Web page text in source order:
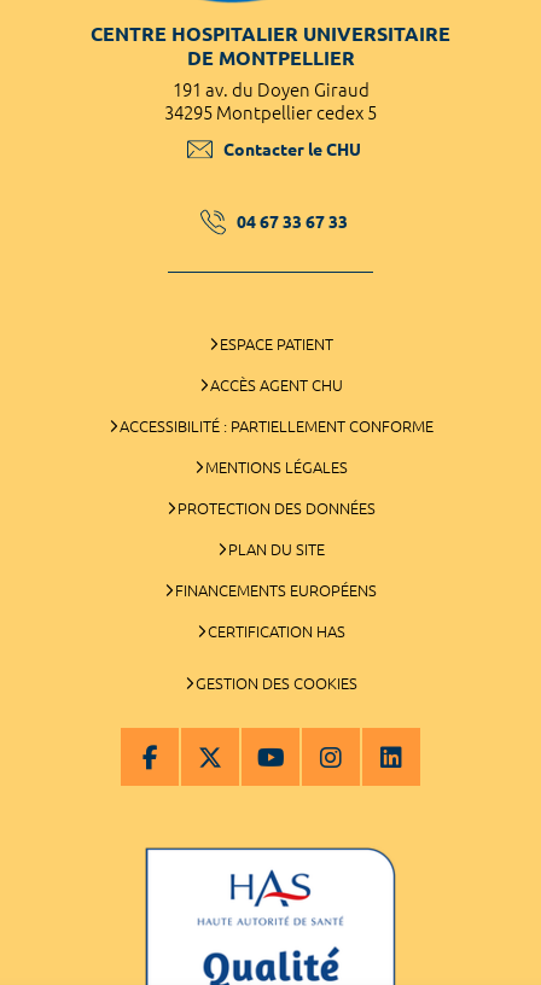
CENTRE HOSPITALIER UNIVERSITAIRE
DE MONTPELLIER
191 av. du Doyen Giraud
34295 Montpellier cedex 5
Contacter le CHU
04 67 33 67 33
ESPACE PATIENT
ACCÈS AGENT CHU
ACCESSIBILITÉ : PARTIELLEMENT CONFORME
MENTIONS LÉGALES
PROTECTION DES DONNÉES
PLAN DU SITE
FINANCEMENTS EUROPÉENS
CERTIFICATION HAS
GESTION DES COOKIES